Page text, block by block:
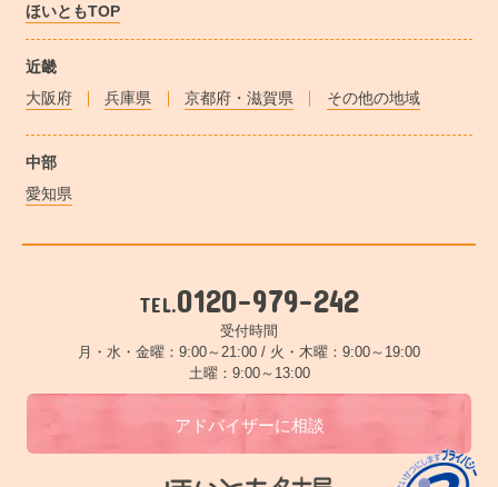
ほいともTOP
近畿
大阪府
兵庫県 京都府・滋賀県 その他の地域
中部
愛知県
TEL.0120-979-242
受付時間
月・水・金曜：9:00～21:00 / 火・木曜：9:00～19:00
土曜：9:00～13:00
アドバイザーに相談